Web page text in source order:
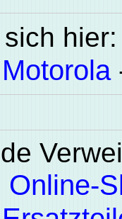
sich
Motorola
Online-